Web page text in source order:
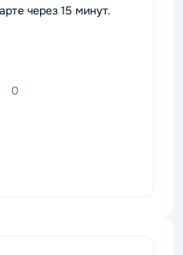
через 15 минут.
0